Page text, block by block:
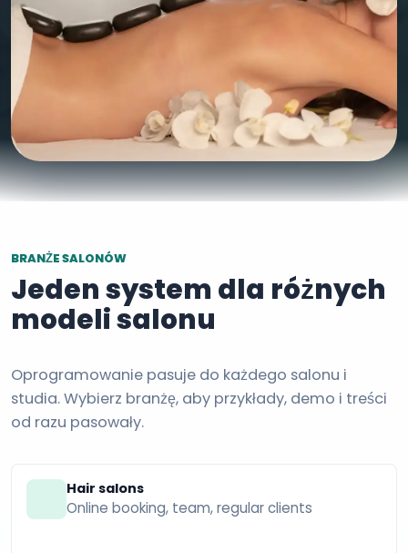
BRANŻE SALONÓW
Jeden system dla różnych
modeli salonu
Oprogramowanie pasuje do każdego salonu i
studia. Wybierz branżę, aby przykłady, demo i treści
od razu pasowały.
Hair salons
Online booking, team, regular clients